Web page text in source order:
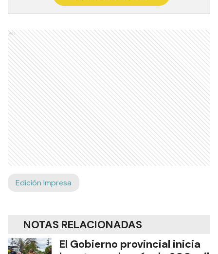
Ads
Edición Impresa
NOTAS RELACIONADAS
El Gobierno provincial inicia